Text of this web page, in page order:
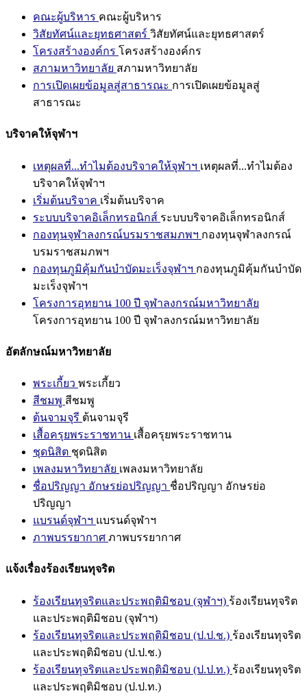
คณะผู้บริหาร คณะผู้บริหาร
วิสัยทัศน์และยุทธศาสตร์ วิสัยทัศน์และยุทธศาสตร์
โครงสร้างองค์กร โครงสร้างองค์กร
สภามหาวิทยาลัย สภามหาวิทยาลัย
การเปิดเผยข้อมูลสู่สาธารณะ การเปิดเผยข้อมูลสู่
สาธารณะ
บริจาคให้จุฬาฯ
เหตุผลที่...ทำไมต้องบริจาคให้จุฬาฯ เหตุผลที่...ทำไมต้อง
บริจาคให้จุฬาฯ
เริ่มต้นบริจาค เริ่มต้นบริจาค
ระบบบริจาคอิเล็กทรอนิกส์ ระบบบริจาคอิเล็กทรอนิกส์
กองทุนจุฬาลงกรณ์บรมราชสมภพฯ กองทุนจุฬาลงกรณ์
บรมราชสมภพฯ
กองทุนภูมิคุ้มกันบำบัดมะเร็งจุฬาฯ กองทุนภูมิคุ้มกันบำบัด
มะเร็งจุฬาฯ
โครงการอุทยาน 100 ปี จุฬาลงกรณ์มหาวิทยาลัย
โครงการอุทยาน 100 ปี จุฬาลงกรณ์มหาวิทยาลัย
อัตลักษณ์มหาวิทยาลัย
พระเกี้ยว พระเกี้ยว
สีชมพู สีชมพู
ต้นจามจุรี ต้นจามจุรี
เสื้อครุยพระราชทาน เสื้อครุยพระราชทาน
ชุดนิสิต ชุดนิสิต
เพลงมหาวิทยาลัย เพลงมหาวิทยาลัย
ชื่อปริญญา อักษรย่อปริญญา ชื่อปริญญา อักษรย่อ
ปริญญา
แบรนด์จุฬาฯ แบรนด์จุฬาฯ
ภาพบรรยากาศ ภาพบรรยากาศ
แจ้งเรื่องร้องเรียนทุจริต
ร้องเรียนทุจริตและประพฤติมิชอบ (จุฬาฯ) ร้องเรียนทุจริต
และประพฤติมิชอบ (จุฬาฯ)
ร้องเรียนทุจริตและประพฤติมิชอบ (ป.ป.ช.) ร้องเรียนทุจริต
และประพฤติมิชอบ (ป.ป.ช.)
ร้องเรียนทุจริตและประพฤติมิชอบ (ป.ป.ท.) ร้องเรียนทุจริต
และประพฤติมิชอบ (ป.ป.ท.)